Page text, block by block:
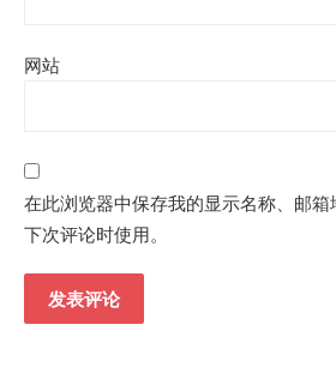
网站
在此浏览器中保存我的显示名称、邮
下次评论时使用。